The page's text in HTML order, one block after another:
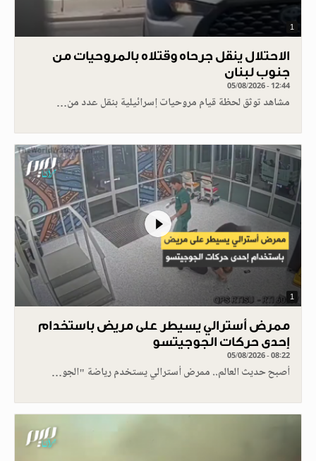
1
الاحتلال ينقل جرحاه وقتلاه بالمروحيات من
جنوب لبنان
05/08/2026 - 12:44
مشاهد توثق لحظة قيام مروحيات إسرائيلية بنقل عدد من…
1
ممرض أسترالي يسيطر على مريض باستخدام
إحدى حركات الجوجيتسو
05/08/2026 - 08:22
أصبح حديث العالم.. ممرض أسترالي يستخدم رياضة "الجو…